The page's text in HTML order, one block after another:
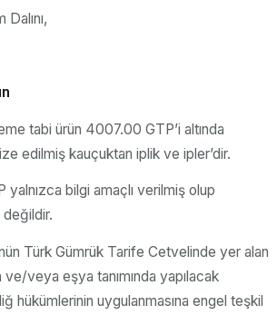
tabi ürün 4007.00 GTP’i altında
edilmiş kauçuktan iplik ve ipler’dir.
yalnızca bilgi amaçlı verilmiş olup
değildir.
Türk Gümrük Tarife Cetvelinde yer alan
veya eşya tanımında yapılacak
hükümlerinin uygulanmasına engel teşkil